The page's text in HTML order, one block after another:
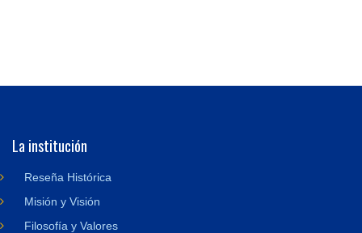
La institución
Reseña Histórica
Misión y Visión
Filosofía y Valores